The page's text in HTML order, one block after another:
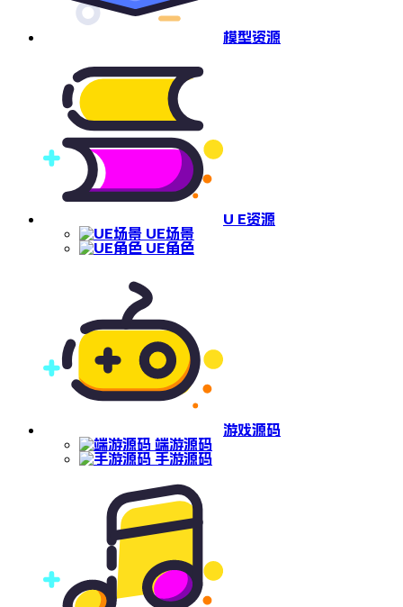
模型资源
U E资源
UE场景
UE角色
游戏源码
端游源码
手游源码